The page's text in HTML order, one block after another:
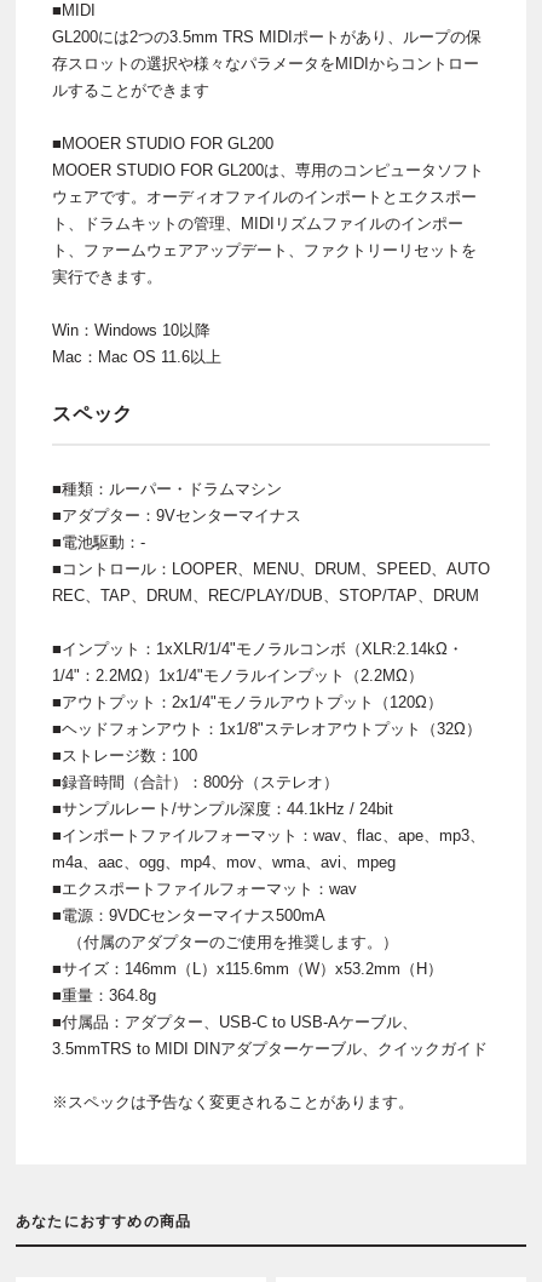
■MIDI
GL200には2つの3.5mm TRS MIDIポートがあり、ループの保
存スロットの選択や様々なパラメータをMIDIからコントロー
ルすることができます
■MOOER STUDIO FOR GL200
MOOER STUDIO FOR GL200は、専用のコンピュータソフト
ウェアです。オーディオファイルのインポートとエクスポー
ト、ドラムキットの管理、MIDIリズムファイルのインポー
ト、ファームウェアアップデート、ファクトリーリセットを
実行できます。
Win：Windows 10以降
Mac：Mac OS 11.6以上
スペック
■種類：ルーパー・ドラムマシン
■アダプター：9Vセンターマイナス
■電池駆動：-
■コントロール：LOOPER、MENU、DRUM、SPEED、AUTO
REC、TAP、DRUM、REC/PLAY/DUB、STOP/TAP、DRUM
■インプット：1xXLR/1/4"モノラルコンボ（XLR:2.14kΩ・
1/4"：2.2MΩ）1x1/4"モノラルインプット（2.2MΩ）
■アウトプット：2x1/4"モノラルアウトプット（120Ω）
■ヘッドフォンアウト：1x1/8"ステレオアウトプット（32Ω）
■ストレージ数：100
■録音時間（合計）：800分（ステレオ）
■サンプルレート/サンプル深度：44.1kHz / 24bit
■インポートファイルフォーマット：wav、flac、ape、mp3、
m4a、aac、ogg、mp4、mov、wma、avi、mpeg
■エクスポートファイルフォーマット：wav
■電源：9VDCセンターマイナス500mA
（付属のアダプターのご使用を推奨します。）
■サイズ：146mm（L）x115.6mm（W）x53.2mm（H）
■重量：364.8g
■付属品：アダプター、USB-C to USB-Aケーブル、
3.5mmTRS to MIDI DINアダプターケーブル、クイックガイド
※スペックは予告なく変更されることがあります。
あなたにおすすめの商品